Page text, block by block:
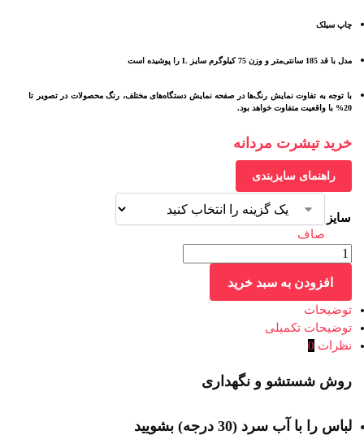
چاپ سیلک
مدل با قد 185 سانتی‌متر و وزن 75 کیلوگرم سایز L را پوشیده است
با توجه به تفاوت نمایش رنگ‌ها در صفحه نمایش دستگاه‌های مختلف، رنگ محصولات در تصویر تا
20% با واقعیت متفاوت خواهد بود.
خرید تیشرت مردانه
راهنمای سایزبندی
سایز
صاف
افزودن به سبد خرید
توضیحات
توضیحات تکمیلی
نظرات 0
روش شستشو و نگهداری
لباس را با آب سرد (30 درجه) بشویید